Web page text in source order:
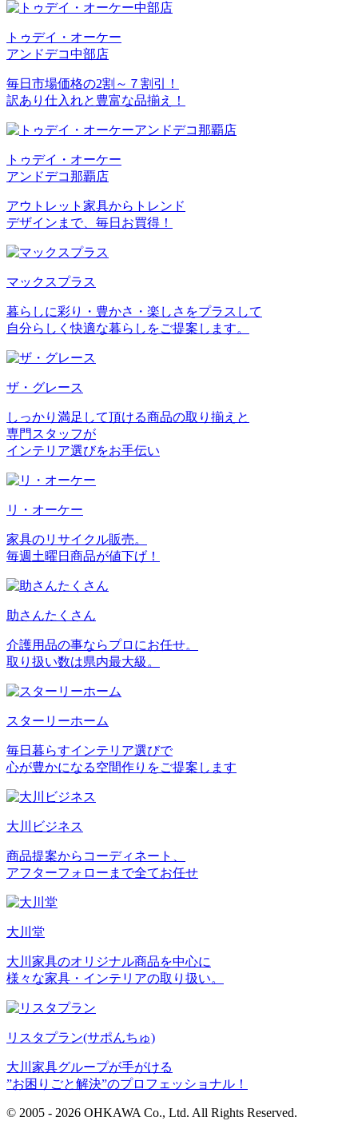
トゥデイ・オーケー
アンドデコ中部店
毎日市場価格の2割～７割引！
訳あり仕入れと豊富な品揃え！
トゥデイ・オーケー
アンドデコ那覇店
アウトレット家具からトレンド
デザインまで、毎日お買得！
マックスプラス
暮らしに彩り・豊かさ・楽しさをプラスして
自分らしく快適な暮らしをご提案します。
ザ・グレース
しっかり満足して頂ける商品の取り揃えと
専門スタッフが
インテリア選びをお手伝い
リ・オーケー
家具のリサイクル販売。
毎週土曜日商品が値下げ！
助さんたくさん
介護用品の事ならプロにお任せ。
取り扱い数は県内最大級。
スターリーホーム
毎日暮らすインテリア選びで
心が豊かになる空間作りをご提案します
大川ビジネス
商品提案からコーディネート、
アフターフォローまで全てお任せ
大川堂
大川家具のオリジナル商品を中心に
様々な家具・インテリアの取り扱い。
リスタプラン(サポんちゅ)
大川家具グループが手がける
”お困りごと解決”のプロフェッショナル！
© 2005 - 2026 OHKAWA Co., Ltd. All Rights Reserved.